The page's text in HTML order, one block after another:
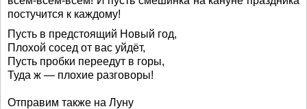
постучится к каждому!
Пусть в предстоящий Новый год,
Плохой сосед от вас уйдёт,
Пусть пробки переедут в горы,
Туда ж — плохие разговоры!
Отправим также на Луну